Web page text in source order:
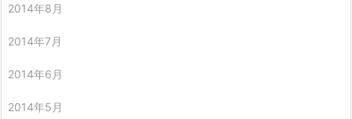
2014年8月
2014年7月
2014年6月
2014年5月